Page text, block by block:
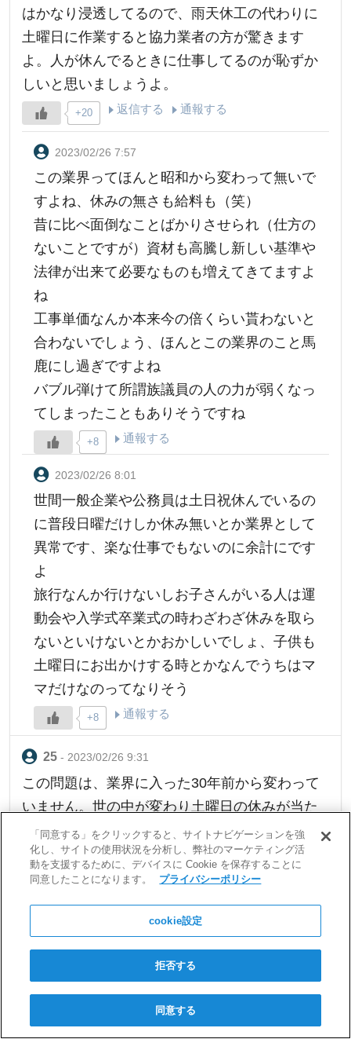
はかなり浸透してるので、雨天休工の代わりに
土曜日に作業すると協力業者の方が驚きます
よ。人が休んでるときに仕事してるのが恥ずか
しいと思いましょうよ。
+20 返信する 通報する
2023/02/26 7:57
この業界ってほんと昭和から変わって無いで
すよね、休みの無さも給料も（笑）
昔に比べ面倒なことばかりさせられ（仕方の
ないことですが）資材も高騰し新しい基準や
法律が出来て必要なものも増えてきてますよ
ね
工事単価なんか本来今の倍くらい貰わないと
合わないでしょう、ほんとこの業界のこと馬
鹿にし過ぎですよね
バブル弾けて所謂族議員の人の力が弱くなっ
てしまったこともありそうですね
+8 通報する
2023/02/26 8:01
世間一般企業や公務員は土日祝休んでいるの
に普段日曜だけしか休み無いとか業界として
異常です、楽な仕事でもないのに余計にです
よ
旅行なんか行けないしお子さんがいる人は運
動会や入学式卒業式の時わざわざ休みを取ら
ないといけないとかおかしいでしょ、子供も
土曜日にお出かけする時とかなんでうちはマ
マだけなのってなりそう
+8 通報する
- 2023/02/26 9:31
この問題は、業界に入った30年前から変わって
いません。世の中が変わり土曜日の休みが当た
り前の世の中になっても、日給払い契約の職人
や土方が当たり前では、生産効率の改善も週休2
日も世代交代もできる可能性は有りません。何
ースもそうですが、作業の対価としては見合わ
ないと判断されるからです。この様な形態で
は、社会に必要なインフラ整備や構造物の建設
と管理は崩壊間近と思います。来年度からの残
業時間制約の法の施行もあり、抜本的な改革が
日々、現場に役立つ情報を頑張ってお届けしますので、見逃したく
ない方はぜひ通知の許可をお願いします。施工管理経験者限定の有料求人ご紹介
「同意する」をクリックすると、サイトナビゲーションを強
化し、サイトの使用状況を分析し、弊社のマーケティング活
動を支援するために、デバイスに Cookie を保存することに
同意したことになります。
プライバシーポリシー
cookie設定
拒否する
同意する